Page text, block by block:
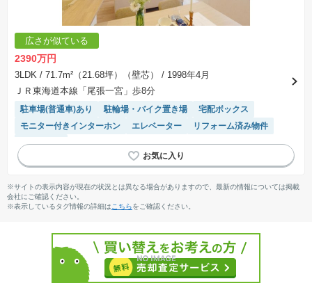
広さが似ている
2390万円
3LDK / 71.7m²（21.68坪）（壁芯）
/ 1998年4月
ＪＲ東海道本線「尾張一宮」歩8分
駐車場(普通車)あり 駐輪場・バイク置き場
宅配ボックス
モニター付きインターホン
エレベーター
リフォーム済み物件
駐車場空き
※サイトの表示内容が現在の状況とは異なる場合がありますので、最新の情報については掲載
会社にご確認ください。
※表示しているタグ情報の詳細は こちらをご確認ください。